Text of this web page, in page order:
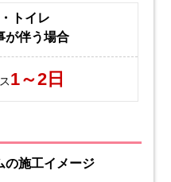
トイレ
が伴う場合
1～2日
の施工イメージ